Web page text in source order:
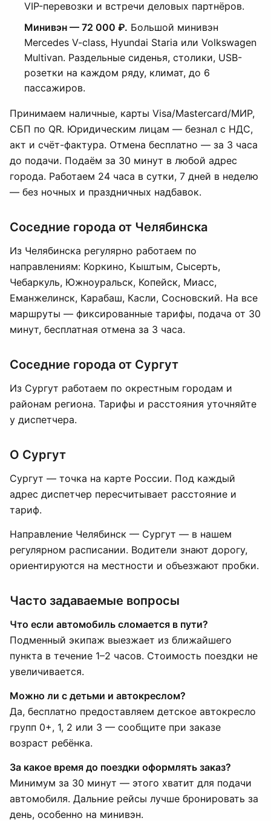
VIP-перевозки и встречи деловых партнёров.
Минивэн — 72 000 ₽. Большой минивэн
Mercedes V-class, Hyundai Staria или Volkswagen
Multivan. Раздельные сиденья, столики, USB-
розетки на каждом ряду, климат, до 6
пассажиров.
Принимаем наличные, карты Visa/Mastercard/МИР,
СБП по QR. Юридическим лицам — безнал с НДС,
акт и счёт-фактура. Отмена бесплатно — за 3 часа
до подачи. Подаём за 30 минут в любой адрес
города. Работаем 24 часа в сутки, 7 дней в неделю
— без ночных и праздничных надбавок.
Соседние города от Челябинска
Из Челябинска регулярно работаем по
направлениям: Коркино, Кыштым, Сысерть,
Чебаркуль, Южноуральск, Копейск, Миасс,
Еманжелинск, Карабаш, Касли, Сосновский. На все
маршруты — фиксированные тарифы, подача от 30
минут, бесплатная отмена за 3 часа.
Соседние города от Сургут
Из Сургут работаем по окрестным городам и
районам региона. Тарифы и расстояния уточняйте
у диспетчера.
О Сургут
Сургут — точка на карте России. Под каждый
адрес диспетчер пересчитывает расстояние и
тариф.
Направление Челябинск — Сургут — в нашем
регулярном расписании. Водители знают дорогу,
ориентируются на местности и объезжают пробки.
Часто задаваемые вопросы
Что если автомобиль сломается в пути?
Подменный экипаж выезжает из ближайшего
пункта в течение 1–2 часов. Стоимость поездки не
увеличивается.
Можно ли с детьми и автокреслом?
Да, бесплатно предоставляем детское автокресло
групп 0+, 1, 2 или 3 — сообщите при заказе
возраст ребёнка.
За какое время до поездки оформлять заказ?
Минимум за 30 минут — этого хватит для подачи
автомобиля. Дальние рейсы лучше бронировать за
день, особенно на минивэн.